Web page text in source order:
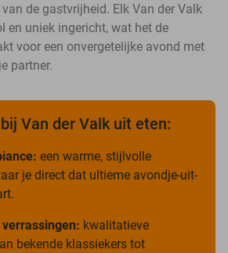
de gastvrijheid. Elk Van der Valk
en uniek ingericht, wat het de
voor een onvergetelijke avond met
partner.
Van der Valk uit eten:
een warme, stijlvolle
je direct dat ultieme avondje-uit-
verrassingen: kwalitatieve
bekende klassiekers tot